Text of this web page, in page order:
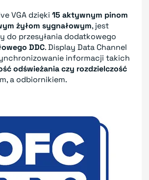
VGA dzięki 15 aktywnym pinom
żyłom sygnałowym, jest
do przesyłania dodatkowego
DDC. Display Data Channel
informacji takich
odświeżania czy rozdzielczość
a odbiornikiem.